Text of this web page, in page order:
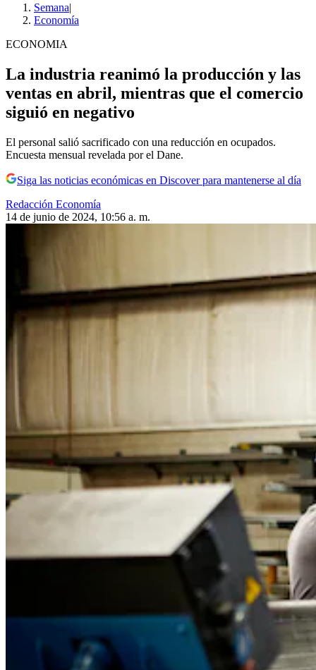
Semana|
Economía
ECONOMIA
La industria reanimó la producción y las
ventas en abril, mientras que el comercio
siguió en negativo
El personal salió sacrificado con una reducción en ocupados.
Encuesta mensual revelada por el Dane.
Siga las noticias económicas en Discover para mantenerse al día
Redacción Economía
14 de junio de 2024, 10:56 a. m.